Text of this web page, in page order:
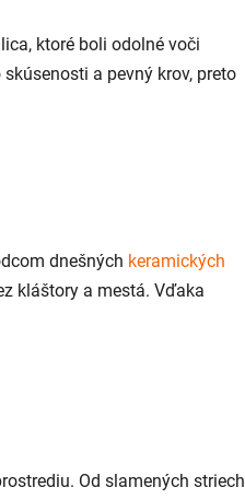
ktoré boli odolné voči
a pevný krov, preto
dnešných keramických
kláštory a mestá. Vďaka
Od slamených striech